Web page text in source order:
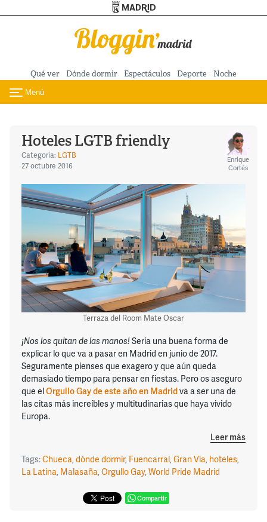
Pasar al contenido principal
Qué ver Dónde dormir Espectáculos Deporte Noche
Toggle navigation
Menú
Hoteles LGTB friendly
Categoría: LGTB
27 octubre 2016
Enrique
Cortés
Terraza del Room Mate Oscar
¡Nos los quitan de las manos!Sería una buena forma de
explicar lo que va a pasar en Madrid en junio de 2017.
Seguramente pienses que exagero y que aún queda
demasiado tiempo para pensar en fiestas. Pero os aseguro
que elOrgullo Gayde este año en Madridva a ser una de
las citas más increíbles y multitudinarias que haya vivido
Europa.
Leer más
Tags:Chueca,dónde dormir, Fuencarral,Gran Vía, hoteles,
La Latina, Malasaña,Orgullo Gay,World Pride Madrid
Compartir